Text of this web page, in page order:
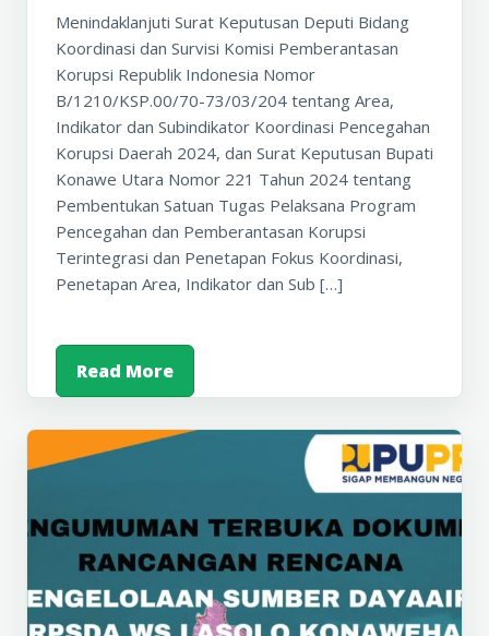
Menindaklanjuti Surat Keputusan Deputi Bidang
Koordinasi dan Survisi Komisi Pemberantasan
Korupsi Republik Indonesia Nomor
B/1210/KSP.00/70-73/03/204 tentang Area,
Indikator dan Subindikator Koordinasi Pencegahan
Korupsi Daerah 2024, dan Surat Keputusan Bupati
Konawe Utara Nomor 221 Tahun 2024 tentang
Pembentukan Satuan Tugas Pelaksana Program
Pencegahan dan Pemberantasan Korupsi
Terintegrasi dan Penetapan Fokus Koordinasi,
Penetapan Area, Indikator dan Sub […]
Read More